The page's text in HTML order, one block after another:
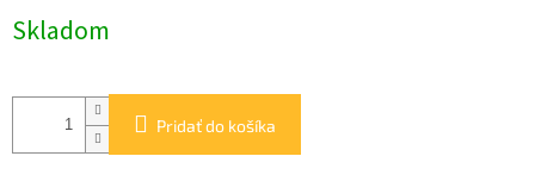
cena:
Skladom
Pridať do košíka